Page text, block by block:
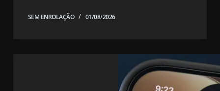
SEM ENROLAÇÃO 01/08/2026